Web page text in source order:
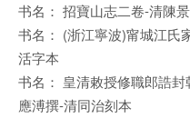
书名： 招寶山志二卷-清陳
书名： (浙江寧波)甯城江氏
活字本
书名： 皇清敕授修職郎誥
應溥撰-清同治刻本